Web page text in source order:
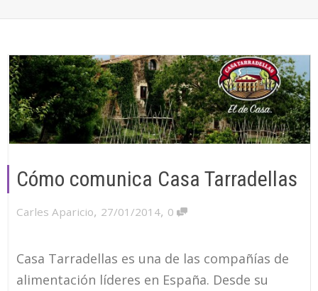
Cómo comunica Casa Tarradellas
Carles Aparicio, 27/01/2014, 0
Casa Tarradellas es una de las compañías de
alimentación líderes en España. Desde su